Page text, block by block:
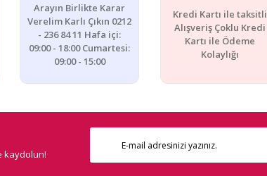
Arayın Birlikte Karar
Verelim Karlı Çıkın 0212
- 236 84 11 Hafa içi:
09:00 - 18:00 Cumartesi:
09:00 - 15:00
Kredi Kartı ile taksitli
Alışveriş Çoklu Kredi
Kartı ile Ödeme
Kolaylığı
kaydolun!